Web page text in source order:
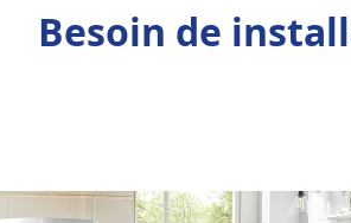
Besoin de